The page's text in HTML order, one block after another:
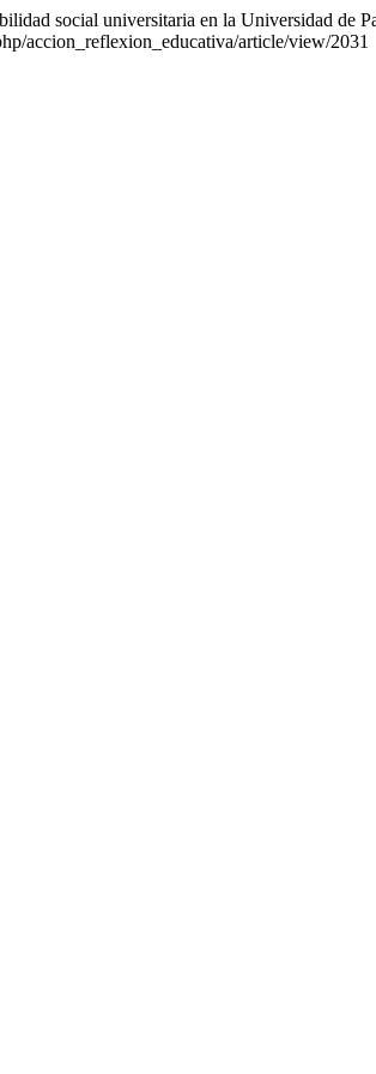
social universitaria en la Universidad de
accion_reflexion_educativa/article/view/2031